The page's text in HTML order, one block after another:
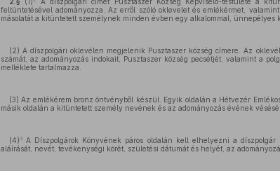
feltüntetésével adományozza. Az erről szóló oklevelet és emlékérmet,
másolatát a kitüntetett személynek minden évben egy alkalommal, ünnepélyes
(2) A díszpolgári oklevélen megjelenik Pusztaszer község címere. Az
számát, az adományozás indokait, Pusztaszer község pecsétjét, valamint a
melléklete tartalmazza.
(3) Az emlékérem bronz öntvényből készül. Egyik oldalán a Hétvezér
másik oldalán a kitüntetett személy nevének és az adományozás évének
(4) 3A Díszpolgárok Könyvének páros oldalán kell elhelyezni a
aláírását, nevét, tevékenységi körét, születési dátumát és helyét, az